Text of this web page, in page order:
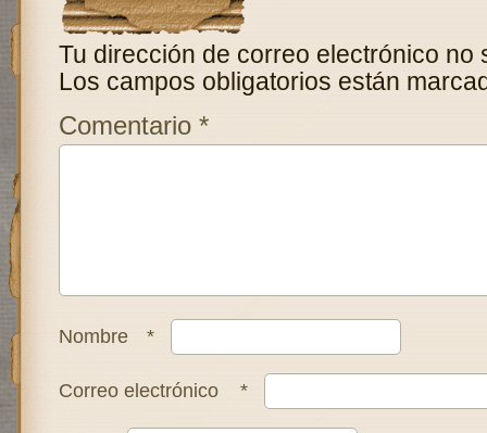
Tu dirección de correo electrónico no
Los campos obligatorios están
Comentario *
Nombre *
Correo electrónico *